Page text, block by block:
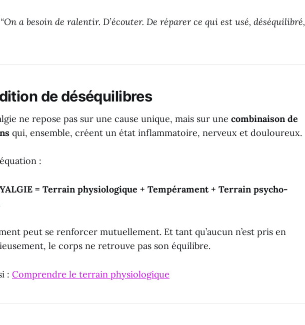
“On a besoin de ralentir. D’écouter. De réparer ce qui est usé, déséquilibré,
de déséquilibres
ne repose pas sur une cause unique, mais sur une combinaison de
qui, ensemble, créent un état inflammatoire, nerveux et douloureux.
:
= Terrain physiologique + Tempérament + Terrain psycho-
peut se renforcer mutuellement. Et tant qu’aucun n’est pris en
le corps ne retrouve pas son équilibre.
: Comprendre le terrain physiologique